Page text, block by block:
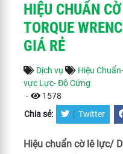
HIỆU CHUẨN
TORQUE
GIÁ RẺ
Dịch vụ Hiệu
vực Lực- Độ Cứng
-
1578
Chia sẻ: | Twitter
Hiệu chuẩn cờ lê lực/